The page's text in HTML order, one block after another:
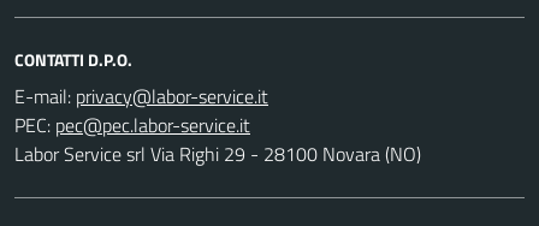
CONTATTI D.P.O.
E-mail:
PEC:
Labor Service srl Via Righi 29 - 28100 Novara (NO)